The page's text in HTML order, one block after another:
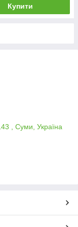
Купити
, Суми, Україна